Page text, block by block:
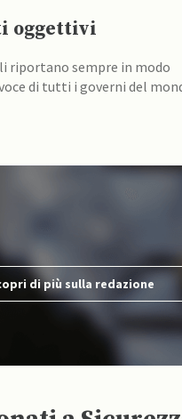
oggettivi
riportano sempre in modo
di tutti i governi del
di più sulla redazione